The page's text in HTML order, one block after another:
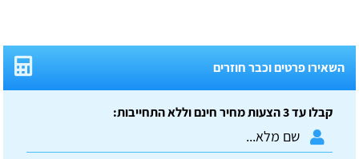
השאירו פרטים וכבר חוזרים
קבלו עד 3 הצעות מחיר חינם וללא התחייבות: